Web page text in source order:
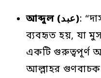
আব্দুল (عبد):
ব্যবহৃত হয়, যা
একটি গুরুত্বপূর্ণ
আল্লাহর গুণবাচক